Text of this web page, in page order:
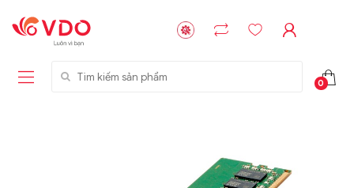
Tìm kiếm sản phẩm
0
Liên hệ
GIGABYTE